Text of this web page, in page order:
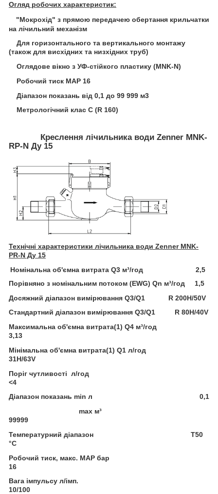
Огляд робочих характеристик:
"Мокрохід" з прямою передачею обертання крильчатки
на лічильний механізм
Для горизонтального та вертикального монтажу
(також для висхідних та низхідних труб)
Оглядове вікно з УФ-стійкого пластику (MNK-N)
Робочий тиск МАР 16
Діапазон показань від 0,1 до 99 999 м3
Метрологічний клас С (R 160)
Креслення лічильника води Zenner MNK-
RP-N Ду 15
Технічні характеристики лічильника води Zenner MNK-
PR-N Ду 15
Номінальна об'ємна витрата Q3 м³/год
2,5
Порівняно з номінальним потоком (EWG) Qn м³/год
1,5
Досяжний діапазон вимірювання Q3/Q1
R 200H/50V
Стандартний діапазон вимірювання Q3/Q1
R 80H/40V
Максимальна об'ємна витрата(1) Q4 м³/год
3,13
Мінімальна об'ємна витрата(1) Q1 л/год
31H/63V
Поріг чутливості л/год
<4
Діапазон показань min л
0,1
max м³
99999
Температурний діапазон
T50
°C
Робочий тиск, макс. MAP бар
16
Вага імпульсу л/імп.
10/100